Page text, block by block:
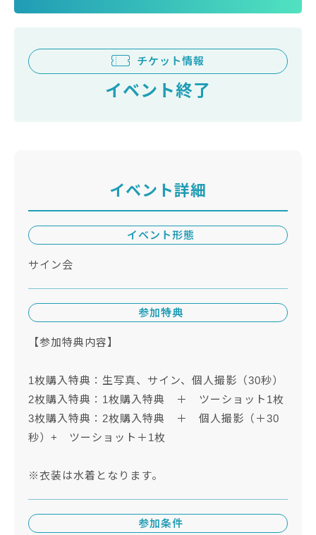
チケット情報
イベント終了
イベント詳細
イベント形態
サイン会
参加特典
【参加特典内容】
1枚購入特典：生写真、サイン、個人撮影（30秒）
2枚購入特典：1枚購入特典 ＋ ツーショット1枚
3枚購入特典：2枚購入特典 ＋ 個人撮影（＋30
秒）+ ツーショット＋1枚
※衣装は水着となります。
参加条件